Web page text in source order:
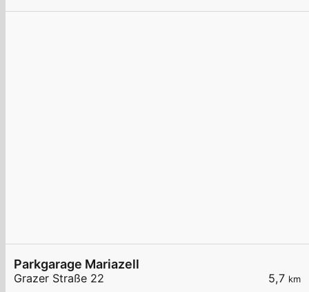
5,7 km
Parkgarage Mariazell
Grazer Straße 22